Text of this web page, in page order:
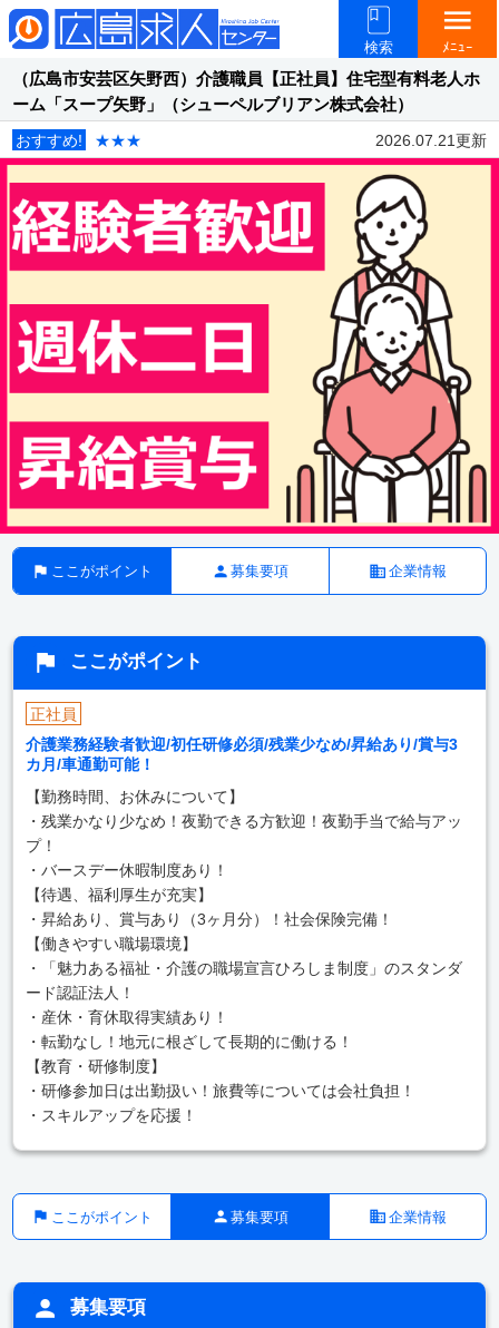
検索
menu
ﾒﾆｭｰ
（広島市安芸区矢野西）介護職員【正社員】住宅型有料老人ホ
ーム「スープ矢野」（シューペルブリアン株式会社）
おすすめ! ★★★ 2026.07.21更新
ここがポイント 募集要項 企業情報
ここがポイント
正社員
介護業務経験者歓迎/初任研修必須/残業少なめ/昇給あり/賞与3
カ月/車通勤可能！
【勤務時間、お休みについて】
・残業かなり少なめ！夜勤できる方歓迎！夜勤手当で給与アッ
プ！
・バースデー休暇制度あり！
【待遇、福利厚生が充実】
・昇給あり、賞与あり（3ヶ月分）！社会保険完備！
【働きやすい職場環境】
・「魅力ある福祉・介護の職場宣言ひろしま制度」のスタンダ
ード認証法人！
・産休・育休取得実績あり！
・転勤なし！地元に根ざして長期的に働ける！
【教育・研修制度】
・研修参加日は出勤扱い！旅費等については会社負担！
・スキルアップを応援！
ここがポイント 募集要項 企業情報
募集要項